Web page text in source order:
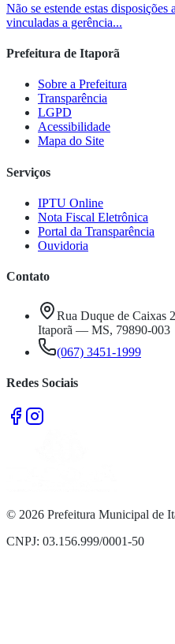
Não se estende estas disposições
vinculadas a gerência...
Prefeitura de Itaporã
Sobre a Prefeitura
Transparência
LGPD
Acessibilidade
Mapa do Site
Serviços
IPTU Online
Nota Fiscal Eletrônica
Portal da Transparência
Ouvidoria
Contato
Rua Duque de
Itaporã — MS, 79890-003
(067) 3451-1999
Redes Sociais
© 2026 Prefeitura Municipal de
CNPJ: 03.156.999/0001-50